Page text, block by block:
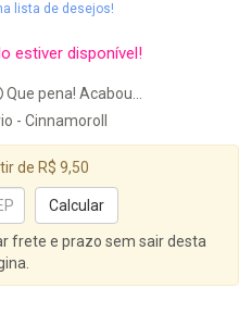
lista de desejos!
estiver disponível!
Que pena! Acabou...
- Cinnamoroll
de R$ 9,50
frete e prazo sem sair desta